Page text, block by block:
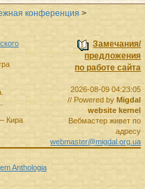
конференция >
Замечания/
предложения
по работе сайта
2026-08-09 04:23:05
// Powered byMigdal
website kernel
Вебмастер живет по
адресу
webmaster@migdal.org.ua
Кира